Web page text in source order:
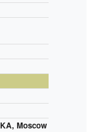
Moscow